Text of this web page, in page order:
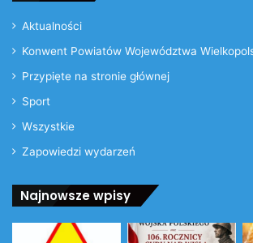
Aktualności
Konwent Powiatów Województwa
Przypięte na stronie głównej
Sport
Wszystkie
Zapowiedzi wydarzeń
Najnowsze wpisy